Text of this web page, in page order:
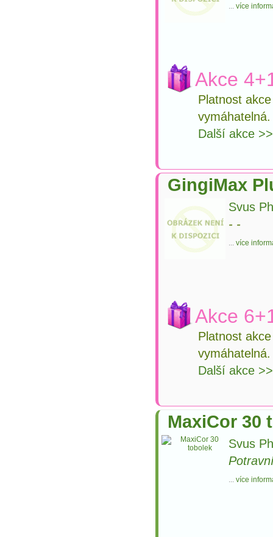
... více
Akce
Platnost
vymáhatelná.
Další akce
GingiMax
Svus
- -
... více
Akce
Platnost
vymáhatelná.
Další akce
MaxiCor 30
Svus
... více